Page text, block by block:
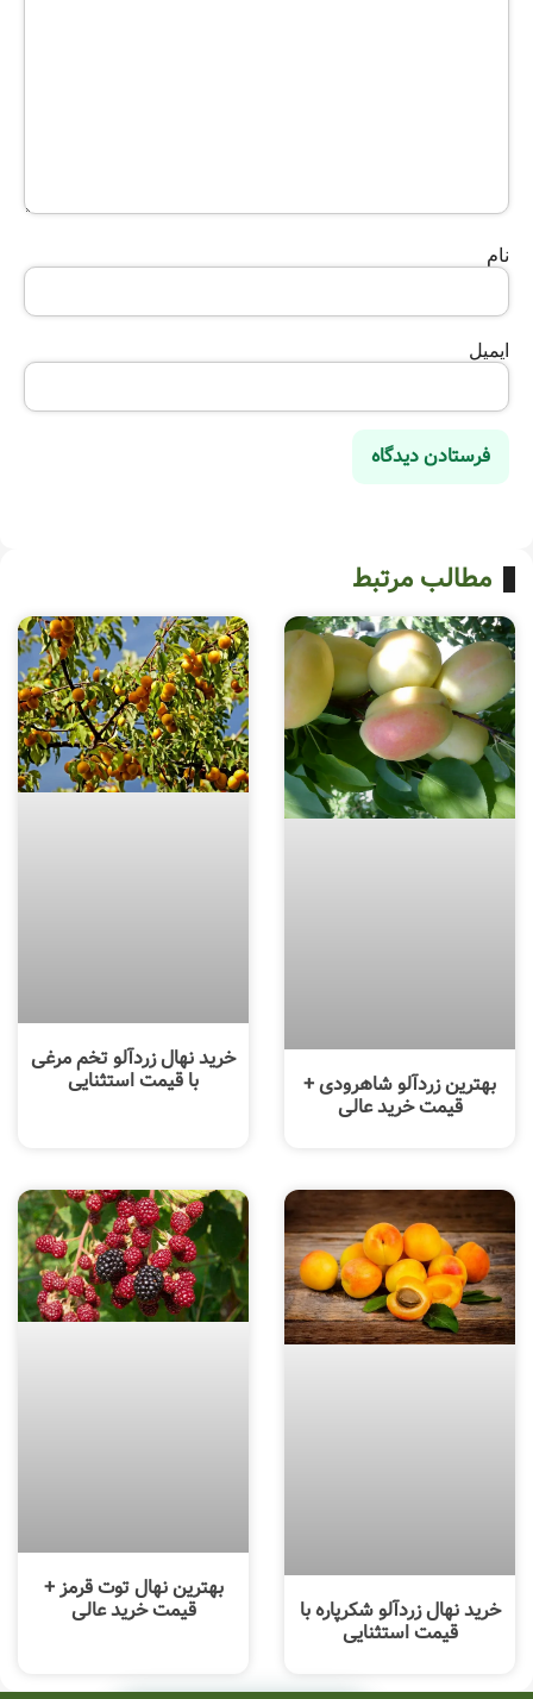
نام
ایمیل
مطالب مرتبط
بهترین زردآلو شاهرودی +
قیمت خرید عالی
خرید نهال زردآلو تخم مرغی
با قیمت استثنایی
خرید نهال زردآلو شکرپاره با
قیمت استثنایی
بهترین نهال توت قرمز +
قیمت خرید عالی